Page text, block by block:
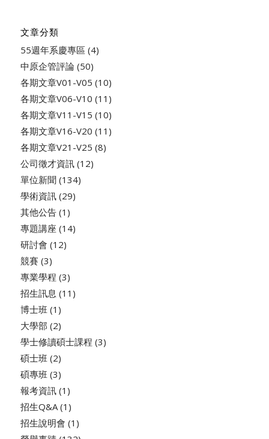
文章分類
55週年系慶專區 (4)
中原企管評論(50)
各期文章V01-V05 (10)
各期文章V06-V10 (11)
各期文章V11-V15 (10)
各期文章V16-V20 (11)
各期文章V21-V25 (8)
公司徵才資訊(12)
單位新聞(134)
學術資訊(29)
其他公告(1)
專題講座 (14)
研討會 (12)
競賽 (3)
專業學程 (3)
招生訊息 (11)
博士班(1)
大學部 (2)
學士修讀碩士課程 (3)
碩士班(2)
碩專班(3)
報考資訊(1)
招生Q&A(1)
招生說明會 (1)